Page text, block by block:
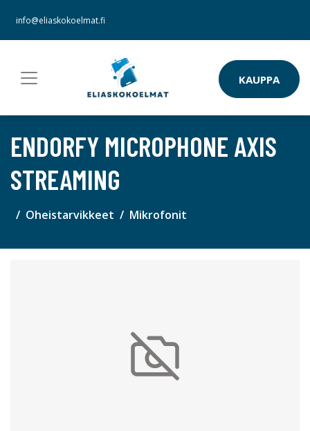
info@eliaskokoelmat.fi
KAUPPA
ENDORFY MICROPHONE AXIS
STREAMING
Oheistarvikkeet Mikrofonit